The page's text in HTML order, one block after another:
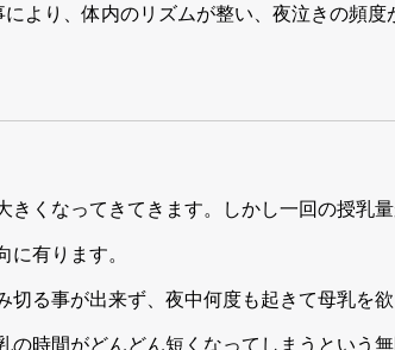
より、体内のリズムが整い、夜泣きの頻度
くなってきてきます。しかし一回の授乳
有ります。
る事が出来ず、夜中何度も起きて母乳を欲
の時間がどんどん短くなってしまうという